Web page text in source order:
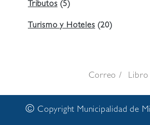
Tributos(5)
Turismo y Hoteles(20)
Correo Libro
© Copyright Municipalidad de